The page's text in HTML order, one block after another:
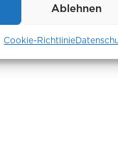
Ablehnen
Cookie-Richtlinie